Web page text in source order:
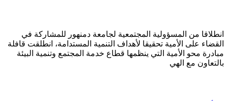
انطلاقا من المسؤولية المجتمعية لجامعة دمنهور للمشاركة في
القضاء على الأمية تحقيقا لأهداف التنمية المستدامة، انطلقت قافلة
مبادرة محو الأمية التي ينظمها قطاع خدمة المجتمع وتنمية البيئة
بالتعاون مع الهي